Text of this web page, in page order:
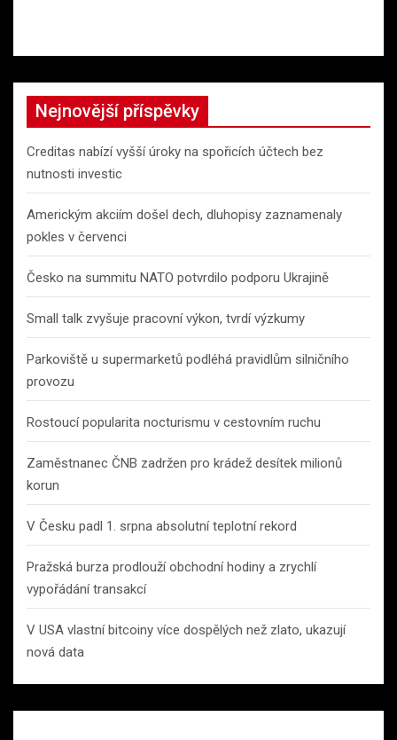
Nejnovější příspěvky
Creditas nabízí vyšší úroky na spořicích účtech bez
nutnosti investic
Americkým akciím došel dech, dluhopisy zaznamenaly
pokles v červenci
Česko na summitu NATO potvrdilo podporu Ukrajině
Small talk zvyšuje pracovní výkon, tvrdí výzkumy
Parkoviště u supermarketů podléhá pravidlům silničního
provozu
Rostoucí popularita nocturismu v cestovním ruchu
Zaměstnanec ČNB zadržen pro krádež desítek milionů
korun
V Česku padl 1. srpna absolutní teplotní rekord
Pražská burza prodlouží obchodní hodiny a zrychlí
vypořádání transakcí
V USA vlastní bitcoiny více dospělých než zlato, ukazují
nová data